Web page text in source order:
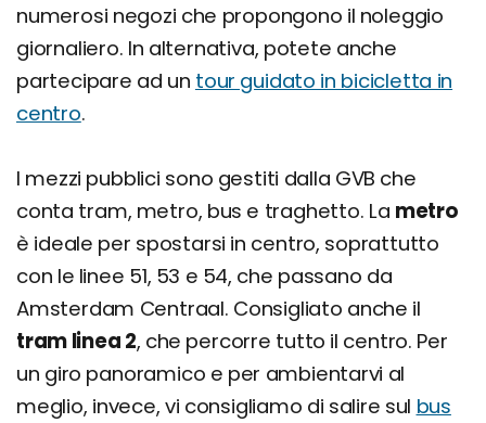
numerosi negozi che propongono il noleggio
giornaliero. In alternativa, potete anche
partecipare ad un tour guidato in bicicletta in
centro.
I mezzi pubblici sono gestiti dalla GVB che
conta tram, metro, bus e traghetto. La metro
è ideale per spostarsi in centro, soprattutto
con le linee 51, 53 e 54, che passano da
Amsterdam Centraal. Consigliato anche il
tram linea 2, che percorre tutto il centro. Per
un giro panoramico e per ambientarvi al
meglio, invece, vi consigliamo di salire sul bus